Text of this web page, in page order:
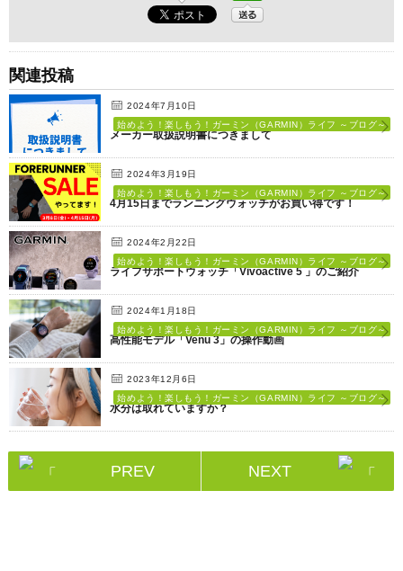
関連投稿
2024年7月10日
始めよう！楽しもう！ガーミン（GARMIN）ライフ ～ブログ～
メーカー取扱説明書につきまして
2024年3月19日
始めよう！楽しもう！ガーミン（GARMIN）ライフ ～ブログ～
4月15日までランニングウォッチがお買い得です！
2024年2月22日
始めよう！楽しもう！ガーミン（GARMIN）ライフ ～ブログ～
ライフサポートウォッチ「Vivoactive 5 」のご紹介
2024年1月18日
始めよう！楽しもう！ガーミン（GARMIN）ライフ ～ブログ～
高性能モデル「Venu 3」の操作動画
2023年12月6日
始めよう！楽しもう！ガーミン（GARMIN）ライフ ～ブログ～
水分は取れていますか？
PREV NEXT